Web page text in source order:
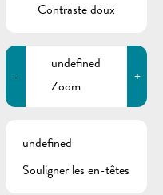
et musique Photos :
Contraste doux
-
undefined
Zoom
+
undefined
Souligner les en-têtes